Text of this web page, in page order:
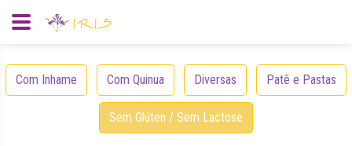
Com Inhame Com Quinua Diversas Patê e Pastas
Sem Glúten / Sem Lactose